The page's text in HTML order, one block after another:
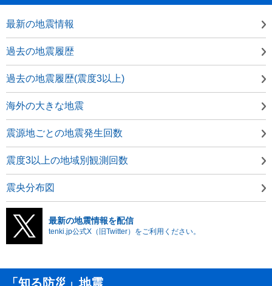
最新の地震情報
過去の地震履歴
過去の地震履歴(震度3以上)
海外の大きな地震
震源地ごとの地震発生回数
震度3以上の地域別観測回数
震央分布図
最新の地震情報を配信
tenki.jp公式X（旧Twitter）をご利用ください。
「知る防災」地震